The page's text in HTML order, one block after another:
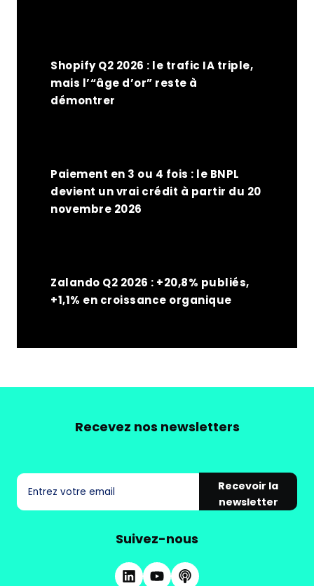
Shopify Q2 2026 : le trafic IA triple,
mais l’“âge d’or” reste à
démontrer
Paiement en 3 ou 4 fois : le BNPL
devient un vrai crédit à partir du 20
novembre 2026
Zalando Q2 2026 : +20,8% publiés,
+1,1% en croissance organique
Recevez nos newsletters
Recevoir la
newsletter
Suivez-nous